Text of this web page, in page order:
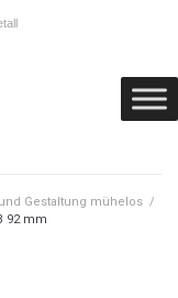
Gestaltung mühelos /
92 mm